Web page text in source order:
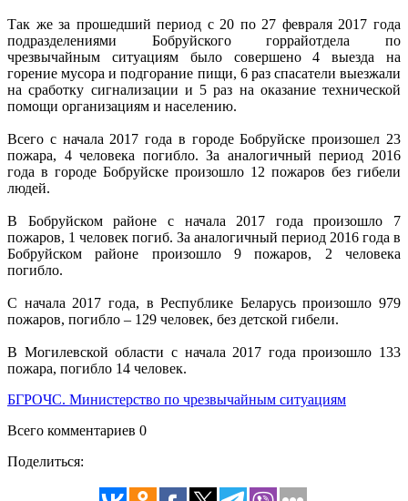
Так же за прошедший период с 20 по 27 февраля 2017 года
подразделениями Бобруйского горрайотдела по
чрезвычайным ситуациям было совершено 4 выезда на
горение мусора и подгорание пищи, 6 раз спасатели выезжали
на сработку сигнализации и 5 раз на оказание технической
помощи организациям и населению.
Всего с начала 2017 года в городе Бобруйске произошел 23
пожара, 4 человека погибло. За аналогичный период 2016
года в городе Бобруйске произошло 12 пожаров без гибели
людей.
В Бобруйском районе с начала 2017 года произошло 7
пожаров, 1 человек погиб. За аналогичный период 2016 года в
Бобруйском районе произошло 9 пожаров, 2 человека
погибло.
С начала 2017 года, в Республике Беларусь произошло 979
пожаров, погибло – 129 человек, без детской гибели.
В Могилевской области с начала 2017 года произошло 133
пожара, погибло 14 человек.
БГРОЧС. Министерство по чрезвычайным ситуациям
Всего комментариев 0
Поделиться: